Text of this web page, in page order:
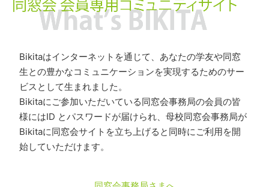
Bikitaはインターネットを通じて、あなたの学友や同窓
生との豊かなコミュニケーションを実現するためのサー
ビスとして生まれました。
Bikitaにご参加いただいている同窓会事務局の会員の皆
様にはID とパスワードが届けられ、母校同窓会事務局が
Bikitaに同窓会サイトを立ち上げると同時にご利用を開
始していただけます。